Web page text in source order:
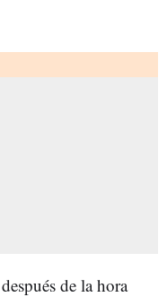
de la hora